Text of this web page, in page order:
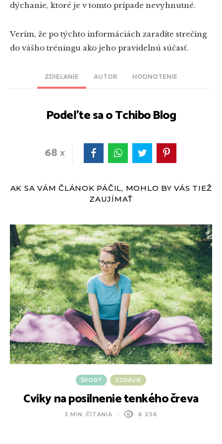
ZDIEĽANIE AUTOR HODNOTENIE
Podeľte sa o Tchibo Blog
68
dýchanie, ktoré je v tomto prípade nevyhnutné.
Verím, že po týchto informáciách zaradíte strečing
do vášho tréningu ako jeho pravidelnú súčasť.
AK SA VÁM ČLÁNOK PÁČIL, MOHLO BY VÁS TIEŽ
ZAUJÍMAŤ
ŠPORT ZDRAVIE
Cviky na posilnenie tenkého čreva
3 MIN. ČÍTANIA 6 256